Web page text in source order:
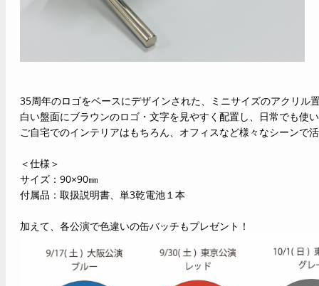
35周年のロゴをベースにデザインされた、ミニサイズのアクリル
白い盤面にブラウンのロゴ・文字を見やすく配置し、日常でも使
ご自宅でのインテリアはもちろん、オフィスなど様々なシーンで
＜仕様＞
サイズ：90×90㎜
付属品：取扱説明書、単3乾電池１本
加えて、各公演で色違いの缶バッチもプレゼント！